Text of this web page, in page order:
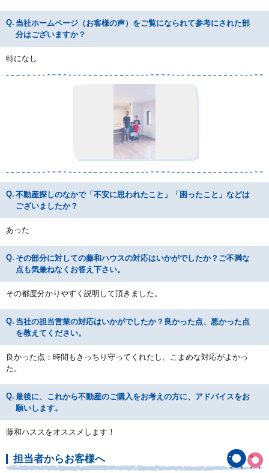
当社ホームページ（お客様の声）をご覧になられて参考にされた部
分はございますか？
特になし
不動産探しのなかで「不安に思われたこと」「困ったこと」などは
ございましたか？
あった
その部分に対しての藤和ハウスの対応はいかがでしたか？ご不満な
点も気兼ねなくお答え下さい。
その都度分かりやすく説明して頂きました。
当社の担当営業の対応はいかがでしたか？良かった点、悪かった点
を教えてください。
良かった点：時間もきっちり守ってくれたし、こまめな対応がよかっ
た。
最後に、これから不動産のご購入をお考えの方に、アドバイスをお
願いします。
藤和ハススをオススメします！
担当者からお客様へ